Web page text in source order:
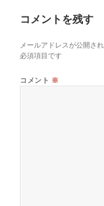
o
o
k
コメントを残す
メールアドレスが公開さ
必須項目です
コメント ※